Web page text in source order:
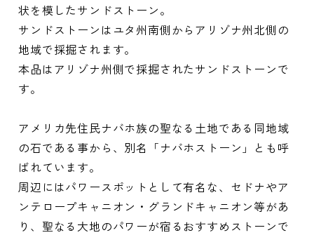
状を模したサンドストーン。
サンドストーンはユタ州南側からアリゾナ州北側の
地域で採掘されます。
本品はアリゾナ州側で採掘されたサンドストーンで
す。
アメリカ先住民ナバホ族の聖なる土地である同地域
の石である事から、別名「ナバホストーン」とも呼
ばれています。
周辺にはパワースポットとして有名な、セドナやア
ンテロープキャニオン・グランドキャニオン等があ
り、聖なる大地のパワーが宿るおすすめストーンで